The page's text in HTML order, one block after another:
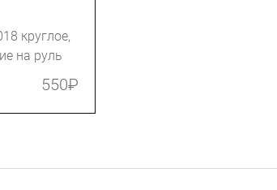
круглое,
на руль
550₽